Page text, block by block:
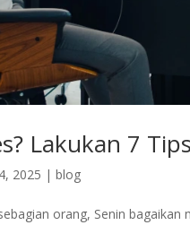
Lakukan 7
2025 |blog
orang, Senin